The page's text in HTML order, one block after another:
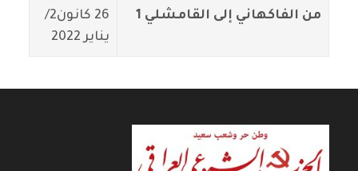
من الفاكهاني إلى القامشلي 1
26 كانون2/
يناير 2022